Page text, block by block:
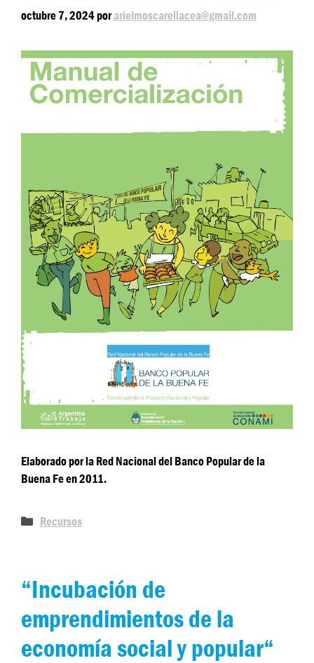
octubre 7, 2024porarielmoscarellacea@gmail.com
Elaborado por la Red Nacional del Banco Popular de la
Buena Fe en 2011.
Recursos
“Incubación de
emprendimientos de la
economía social y popular“